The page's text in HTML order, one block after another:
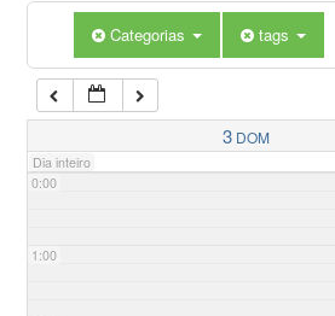
Categorias tags
3 DOM
Dia inteiro
0:00
1:00